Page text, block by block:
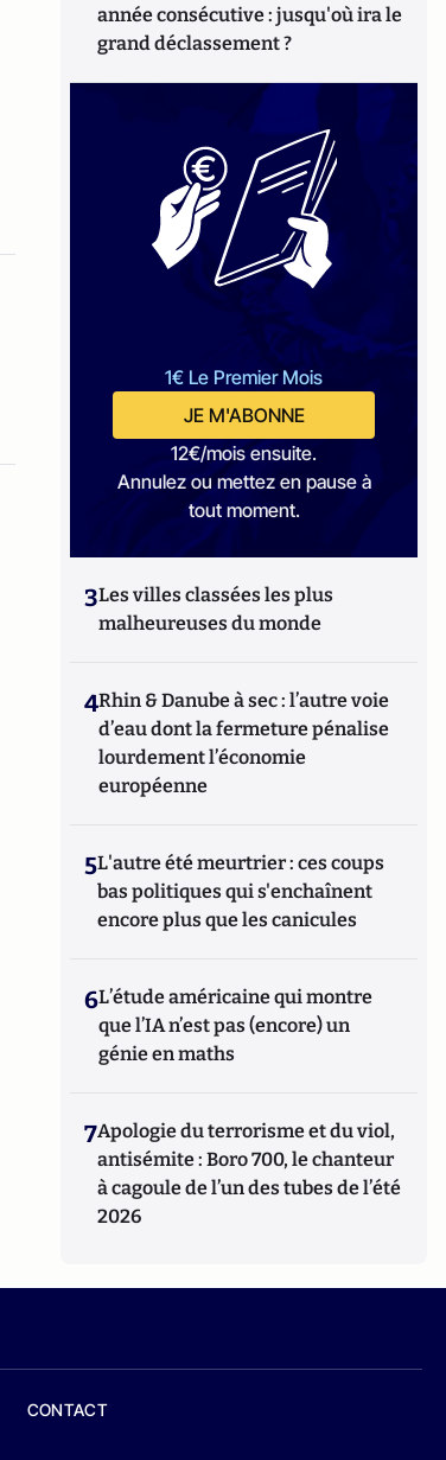
année consécutive : jusqu'où ira le
grand déclassement ?
1€ Le Premier Mois
JE M'ABONNE
12€/mois ensuite.
Annulez ou mettez en pause à
tout moment.
3Les villes classées les plus
malheureuses du monde
4Rhin & Danube à sec : l’autre voie
d’eau dont la fermeture pénalise
lourdement l’économie
européenne
5L'autre été meurtrier : ces coups
bas politiques qui s'enchaînent
encore plus que les canicules
6L’étude américaine qui montre
que l’IA n’est pas (encore) un
génie en maths
7Apologie du terrorisme et du viol,
antisémite : Boro 700, le chanteur
à cagoule de l’un des tubes de l’été
2026
CONTACT